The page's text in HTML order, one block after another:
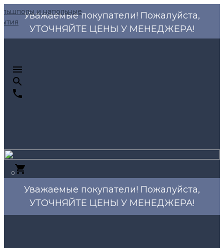
Уважаемые покупатели! Пожалуйста,
УТОЧНЯЙТЕ ЦЕНЫ У МЕНЕДЖЕРА!
0
Уважаемые покупатели! Пожалуйста,
УТОЧНЯЙТЕ ЦЕНЫ У МЕНЕДЖЕРА!